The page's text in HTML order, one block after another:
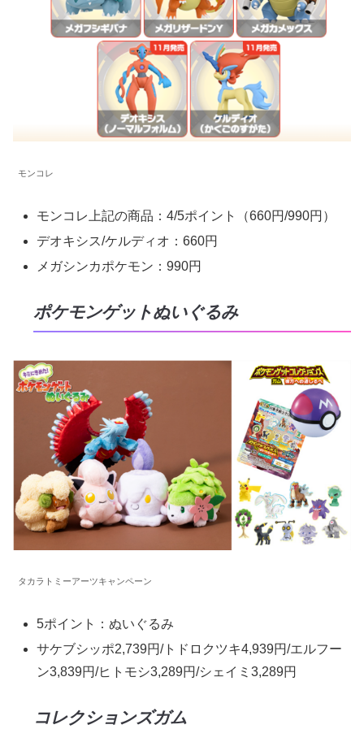
モンコレ
モンコレ上記の商品：4/5ポイント（660円/990円）
デオキシス/ケルディオ：660円
メガシンカポケモン：990円
ポケモンゲットぬいぐるみ
タカラトミーアーツキャンペーン
5ポイント：ぬいぐるみ
サケブシッポ2,739円/トドロクツキ4,939円/エルフー
ン3,839円/ヒトモシ3,289円/シェイミ3,289円
コレクションズガム